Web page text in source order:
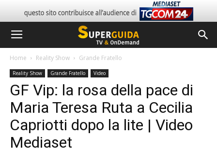
Home Reality Show Grande Fratello
Reality Show Grande Fratello Video
GF Vip: la rosa della pace di
Maria Teresa Ruta a Cecilia
Capriotti dopo la lite | Video
Mediaset